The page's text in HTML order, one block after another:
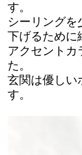
す。
シーリングを
下げるために
アクセントカ
た。
玄関は優しい
す。